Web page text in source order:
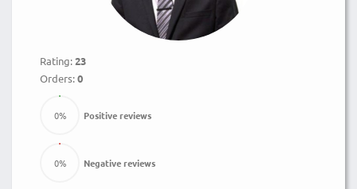
Rating:23
Orders:0
Positive reviews
0%
Negative reviews
0%